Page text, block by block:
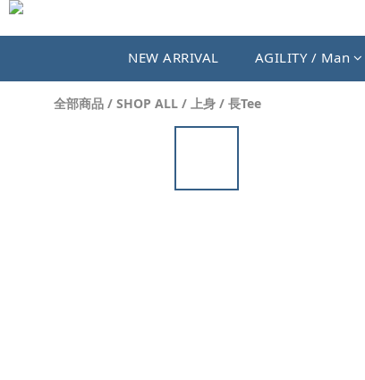
NEW ARRIVAL AGILITY / Man
全部商品 / SHOP ALL / 上身 / 長Tee